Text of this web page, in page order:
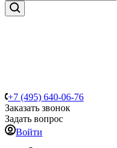
+7 (495) 640-06-76
Заказать звонок
Задать вопрос
Войти